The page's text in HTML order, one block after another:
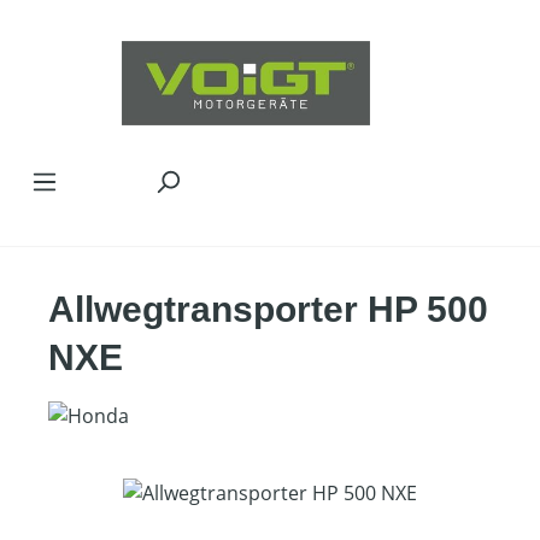
Allwegtransporter HP 500
NXE
Bildergalerie überspringen